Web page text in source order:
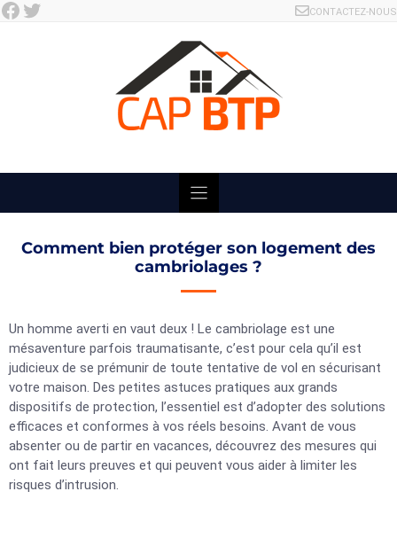
Skip
Facebook Twitter CONTACTEZ-NOUS
Comment bien protéger son logement des
cambriolages ?
Un homme averti en vaut deux ! Le cambriolage est une
mésaventure parfois traumatisante, c’est pour cela qu’il est
judicieux de se prémunir de toute tentative de vol en sécurisant
votre maison. Des petites astuces pratiques aux grands
dispositifs de protection, l’essentiel est d’adopter des solutions
efficaces et conformes à vos réels besoins. Avant de vous
absenter ou de partir en vacances, découvrez des mesures qui
ont fait leurs preuves et qui peuvent vous aider à limiter les
risques d’intrusion.